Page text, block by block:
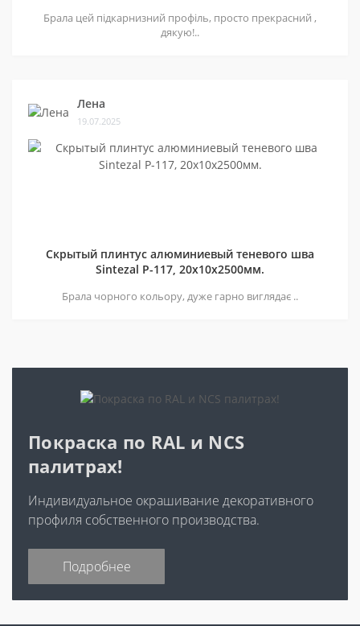
Брала цей підкарнизний профіль, просто прекрасний ,
дякую!..
Лена
19.07.2025
Скрытый плинтус алюминиевый теневого шва
Sintezal P-117, 20х10х2500мм.
Брала чорного кольору, дуже гарно виглядає ..
Покраска по RAL и NCS
палитрах!
Индивидуальное окрашивание декоративного
профиля собственного производства.
Подробнее